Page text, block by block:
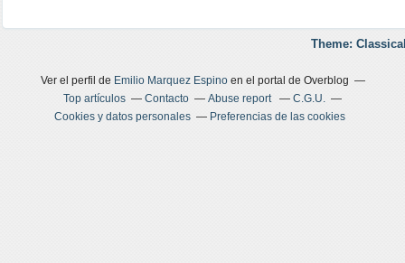
Theme:
Ver el perfil de Emilio Marquez Espinoen el portal de Overblog
Top artículos
Contacto Abuse report
C.G.U.
Cookies y datos personales
Preferencias de las cookies